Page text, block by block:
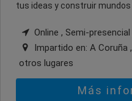
tus ideas y construir
Online , Semi-
Impartido en: A Coruña
otros lugares
Más